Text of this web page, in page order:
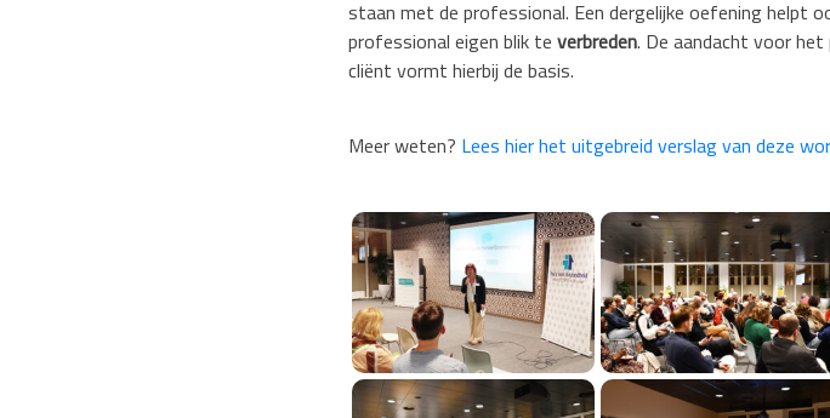
staan met de professional. Een dergelijke oefening helpt
professional eigen blik te verbreden. De aandacht voor
cliënt vormt hierbij de basis.
Meer weten? Lees hier het uitgebreid verslag van deze